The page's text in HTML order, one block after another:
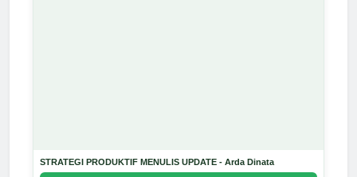
STRATEGI PRODUKTIF MENULIS UPDATE - Arda Dinata